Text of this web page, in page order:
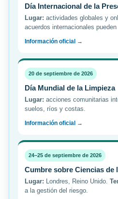
Día Internacional de la
Lugar: actividades globales y
acuerdos internacionales
Información oficial →
20 de septiembre de 2026
Día Mundial de la Limpieza
Lugar: acciones comunitarias
suelos, ríos y costas.
Información oficial →
24–25 de septiembre de 2026
Cumbre sobre Ciencias de
Lugar: Londres, Reino Unido.
a la gestión del riesgo.